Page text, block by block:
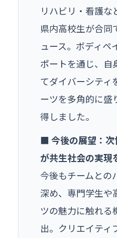
リハビリ・看護な
県内高校生が合同
ュース。ボディペ
ポートを通じ、自
てダイバーシティ
ーツを多角的に盛
得しました。
■ 今後の展望：次
が共生社会の実現
今後もチームとの
深め、専門学生や
ツの魅力に触れる
出。クリエイティ